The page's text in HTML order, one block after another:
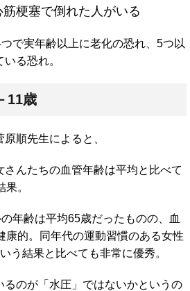
梗塞で倒れた人がいる
で実年齢以上に老化の恐れ、5つ以
る恐れ。
11歳
順先生によると、
さんたちの血管年齢は平均と比べて
。
年齢は平均65歳だったものの、血
康的。同年代の運動習慣のある女性
う結果と比べても非常に優秀。
るのが「水圧」ではないかというの